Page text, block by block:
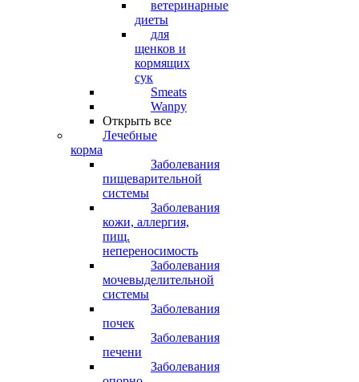
ветеринарные
диеты
для
щенков и
кормящих
сук
Smeats
Wanpy
Открыть все
Лечебные
корма
Заболевания
пищеварительной
системы
Заболевания
кожи, аллергия,
пищ.
непереносимость
Заболевания
мочевыделительной
системы
Заболевания
почек
Заболевания
печени
Заболевания